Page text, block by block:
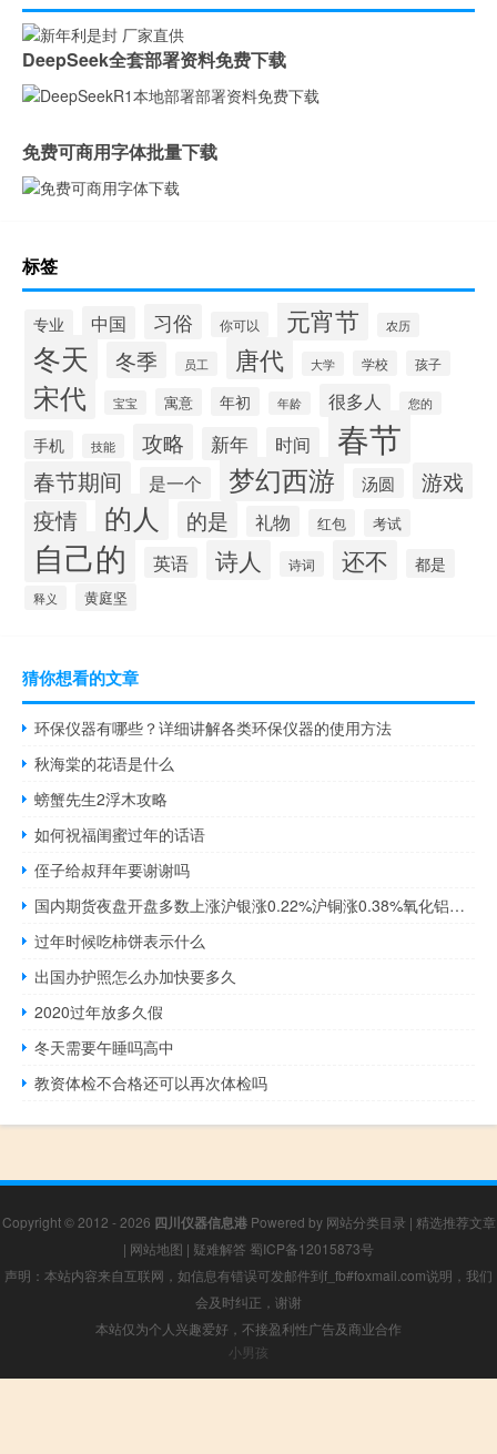
DeepSeek全套部署资料免费下载
免费可商用字体批量下载
标签
专业 中国 习俗 你可以 元宵节 农历
冬天 冬季 员工 唐代 大学 学校 孩子
宋代 宝宝 寓意 年初 年龄 很多人 您的
手机 技能 攻略 新年 时间 春节
春节期间 是一个 梦幻西游 汤圆 游戏
疫情 的人 的是 礼物 红包 考试
自己的 英语 诗人 诗词 还不 都是
释义 黄庭坚
猜你想看的文章
环保仪器有哪些？详细讲解各类环保仪器的使用方法
秋海棠的花语是什么
螃蟹先生2浮木攻略
如何祝福闺蜜过年的话语
侄子给叔拜年要谢谢吗
国内期货夜盘开盘多数上涨沪银涨0.22%沪铜涨0.38%氧化铝涨2.2%铁矿涨近1.5%焦煤涨1.85%原油涨1.16%
过年时候吃柿饼表示什么
出国办护照怎么办加快要多久
2020过年放多久假
冬天需要午睡吗高中
教资体检不合格还可以再次体检吗
Copyright © 2012 - 2026 四川仪器信息港Powered by 网站分类目录 | 精选推荐文章
| 网站地图 | 疑难解答 蜀ICP备12015873号
声明：本站内容来自互联网，如信息有错误可发邮件到f_fb#foxmail.com说明，我们
会及时纠正，谢谢
本站仅为个人兴趣爱好，不接盈利性广告及商业合作
小男孩